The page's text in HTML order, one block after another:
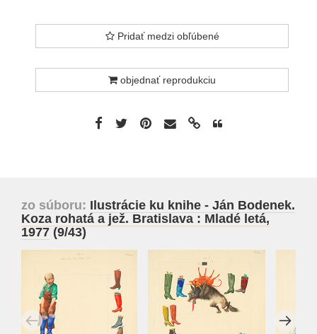
Pridať medzi obľúbené
objednať reprodukciu
zo súboru: Ilustrácie ku knihe - Ján Bodenek.
Koza rohatá a jež. Bratislava : Mladé letá,
1977 (9/43)